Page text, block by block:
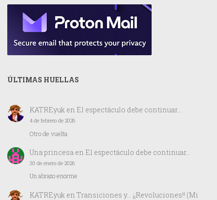
ÚLTIMAS HUELLAS
KATREyuken El espectáculo debe continuar…
4 de febrero de 2026
Otro de vuelta
Una princesaen El espectáculo debe continuar…
30 de enero de 2026
Un abrazo enorme
KATREyuk en Transiciones y… ¡¡Revoluciones!! (Mi